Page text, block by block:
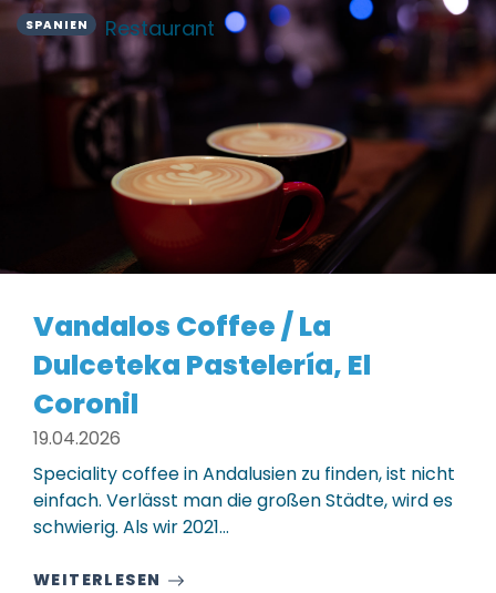
SPANIEN Restaurant
Vandalos Coffee / La
Dulceteka Pastelería, El
Coronil
19.04.2026
Speciality coffee in Andalusien zu finden, ist nicht
einfach. Verlässt man die großen Städte, wird es
schwierig. Als wir 2021…
WEITERLESEN